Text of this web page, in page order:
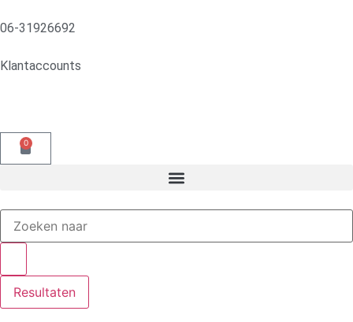
06-31926692
Klantaccounts
0
Resultaten